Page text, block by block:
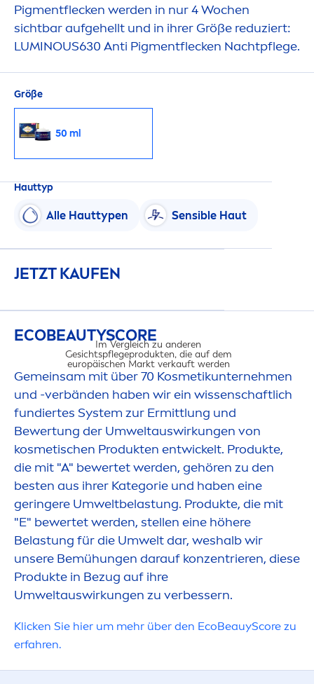
Pigmentflecken werden in nur 4 Wochen
sichtbar aufgehellt und in ihrer Größe reduziert:
LUMINOUS630 Anti Pigmentflecken Nachtpflege.
Größe
50 ml
Hauttyp
Alle Hauttypen Sensible Haut
JETZT KAUFEN
ECOBEAUTYSCORE
Im Vergleich zu anderen
Gesichtspflegeprodukten, die auf dem
europäischen Markt verkauft werden​
Gemeinsam mit über 70 Kosmetikunternehmen
und -verbänden haben wir ein wissenschaftlich
fundiertes System zur Ermittlung und
Bewertung der Umweltauswirkungen von
kosmetischen Produkten entwickelt. Produkte,
die mit "A" bewertet werden, gehören zu den
besten aus ihrer Kategorie und haben eine
geringere Umweltbelastung. Produkte, die mit
"E" bewertet werden, stellen eine höhere
Belastung für die Umwelt dar, weshalb wir
unsere Bemühungen darauf konzentrieren, diese
Produkte in Bezug auf ihre
Umweltauswirkungen zu verbessern.
Klicken Sie hier um mehr über den EcoBeauyScore zu
erfahren.